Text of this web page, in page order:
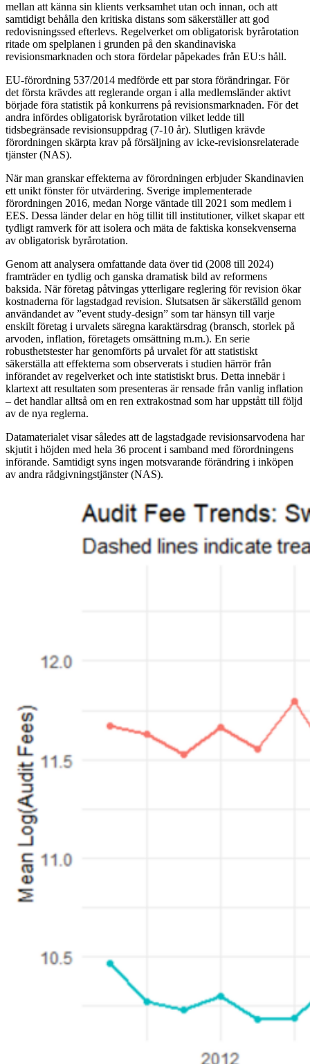
mellan att känna sin klients verksamhet utan och innan, och att
samtidigt behålla den kritiska distans som säkerställer att god
redovisningssed efterlevs. Regelverket om obligatorisk byrårotation
ritade om spelplanen i grunden på den skandinaviska
revisionsmarknaden och stora fördelar påpekades från EU:s håll.
EU-förordning 537/2014 medförde ett par stora förändringar. För
det första krävdes att reglerande organ i alla medlemsländer aktivt
började föra statistik på konkurrens på revisionsmarknaden. För det
andra infördes obligatorisk byrårotation vilket ledde till
tidsbegränsade revisionsuppdrag (7-10 år). Slutligen krävde
förordningen skärpta krav på försäljning av icke-revisionsrelaterade
tjänster (NAS).
När man granskar effekterna av förordningen erbjuder Skandinavien
ett unikt fönster för utvärdering. Sverige implementerade
förordningen 2016, medan Norge väntade till 2021 som medlem i
EES. Dessa länder delar en hög tillit till institutioner, vilket skapar ett
tydligt ramverk för att isolera och mäta de faktiska konsekvenserna
av obligatorisk byrårotation.
Genom att analysera omfattande data över tid (2008 till 2024)
framträder en tydlig och ganska dramatisk bild av reformens
baksida. När företag påtvingas ytterligare reglering för revision ökar
kostnaderna för lagstadgad revision. Slutsatsen är säkerställd genom
användandet av ”event study-design” som tar hänsyn till varje
enskilt företag i urvalets säregna karaktärsdrag (bransch, storlek på
arvoden, inflation, företagets omsättning m.m.). En serie
robusthetstester har genomförts på urvalet för att statistiskt
säkerställa att effekterna som observerats i studien härrör från
införandet av regelverket och inte statistiskt brus. Detta innebär i
klartext att resultaten som presenteras är rensade från vanlig inflation
– det handlar alltså om en ren extrakostnad som har uppstått till följd
av de nya reglerna.
Datamaterialet visar således att de lagstadgade revisionsarvodena har
skjutit i höjden med hela 36 procent i samband med förordningens
införande. Samtidigt syns ingen motsvarande förändring i inköpen
av andra rådgivningstjänster (NAS).